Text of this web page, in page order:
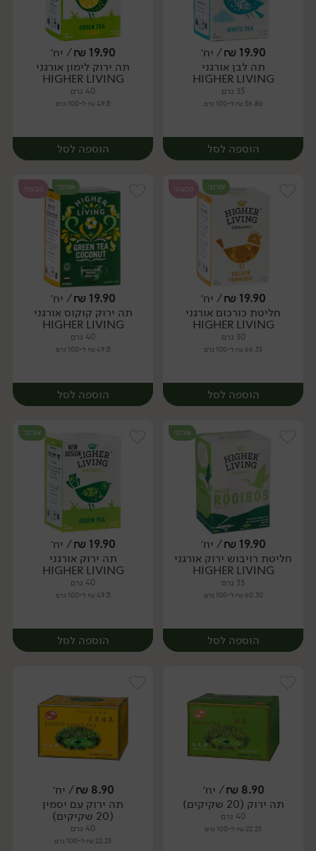
יח׳ יח׳
19.90
₪/ יח׳
תה לבן אורגני
HIGHER LIVING
35 גרם
56.86 ₪ ל-100 גרם
הוספה לסל
יח׳
19.90
₪/ יח׳
תה ירוק לימון אורגני
HIGHER LIVING
40 גרם
49.75 ₪ ל-100 גרם
הוספה לסל
יח׳
אורגני טבעוני
19.90
₪/ יח׳
חליטת כורכום אורגני
HIGHER LIVING
30 גרם
66.33 ₪ ל-100 גרם
הוספה לסל
יח׳
אורגני טבעוני
19.90
₪/ יח׳
תה ירוק קוקוס אורגני
HIGHER LIVING
40 גרם
49.75 ₪ ל-100 גרם
הוספה לסל
יח׳
אורגני
19.90
₪/ יח׳
חליטת רויבוש ירוק אורגני
HIGHER LIVING
33 גרם
60.30 ₪ ל-100 גרם
הוספה לסל
יח׳
אורגני
19.90
₪/ יח׳
תה ירוק אורגני
HIGHER LIVING
40 גרם
49.75 ₪ ל-100 גרם
הוספה לסל
יח׳
8.90
₪/ יח׳
תה ירוק (20 שקיקים)
40 גרם
22.25 ₪ ל-100 גרם
8.90
₪/ יח׳
תה ירוק עם יסמין
(20 שקיקים)
40 גרם
22.25 ₪ ל-100 גרם